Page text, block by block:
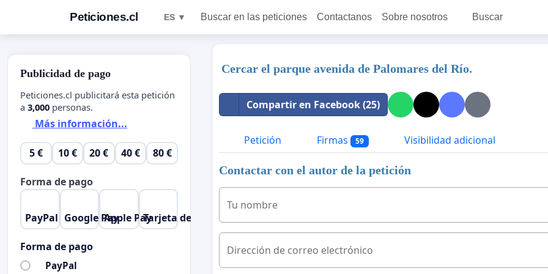
Peticiones.cl ES ▼ Buscar en las peticiones Contactanos Sobre nosotros Buscar
Cercar el parque avenida de Palomares del Río.
Compartir en Facebook (25)
Petición Firmas 59 Visibilidad adicional
Contactar con el autor de la petición
Tu nombre
Dirección de correo electrónico
Publicidad de pago
Peticiones.cl publicitará esta petición
a 3,000 personas.
Más información...
5 € 10 € 20 € 40 € 80 €
Forma de pago
PayPal Google PayApple PayTarjeta de crédito
Forma de pago
PayPal